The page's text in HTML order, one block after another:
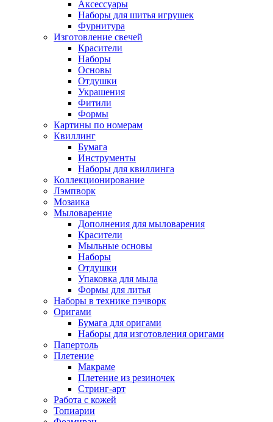
Аксессуары
Наборы для шитья игрушек
Фурнитура
Изготовление свечей
Красители
Наборы
Основы
Отдушки
Украшения
Фитили
Формы
Картины по номерам
Квиллинг
Бумага
Инструменты
Наборы для квиллинга
Коллекционирование
Лэмпворк
Мозаика
Мыловарение
Дополнения для мыловарения
Красители
Мыльные основы
Наборы
Отдушки
Упаковка для мыла
Формы для литья
Наборы в технике пэчворк
Оригами
Бумага для оригами
Наборы для изготовления оригами
Папертоль
Плетение
Макраме
Плетение из резиночек
Стринг-арт
Работа с кожей
Топиарии